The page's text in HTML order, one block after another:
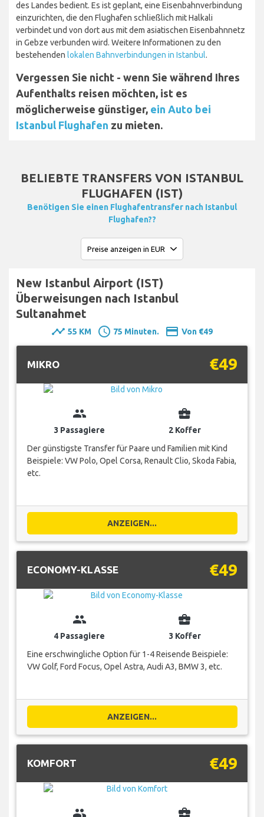
des Landes bedient. Es ist geplant, eine Eisenbahnverbindung
einzurichten, die den Flughafen schließlich mit Halkali
verbindet und von dort aus mit dem asiatischen Eisenbahnnetz
in Gebze verbunden wird. Weitere Informationen zu den
bestehenden lokalen Bahnverbindungen in Istanbul.
Vergessen Sie nicht - wenn Sie während Ihres
Aufenthalts reisen möchten, ist es
möglicherweise günstiger, ein Auto bei
Istanbul Flughafen zu mieten.
BELIEBTE TRANSFERS VON ISTANBUL
FLUGHAFEN (IST)
Benötigen Sie einen Flughafentransfer nach Istanbul
Flughafen??
New Istanbul Airport (IST)
Überweisungen nach Istanbul
Sultanahmet
timeline 55 KM schedule 75 Minuten. payment Von €49
MIKRO €49
group
3 Passagiere
business_center
2 Koffer
Der günstigste Transfer für Paare und Familien mit Kind
Beispiele: VW Polo, Opel Corsa, Renault Clio, Skoda Fabia,
etc.
ANZEIGEN...
ECONOMY-KLASSE €49
group
4 Passagiere
business_center
3 Koffer
Eine erschwingliche Option für 1-4 Reisende Beispiele:
VW Golf, Ford Focus, Opel Astra, Audi A3, BMW 3, etc.
ANZEIGEN...
KOMFORT €49
group business_center